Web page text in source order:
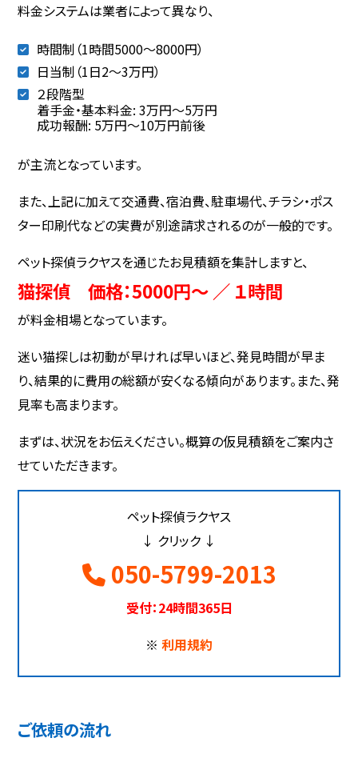
料金システムは業者によって異なり、
時間制（1時間5000～8000円）
日当制（1日2〜3万円）
２段階型
着手金・基本料金: 3万円〜5万円
成功報酬: 5万円〜10万円前後
が主流となっています。
また、上記に加えて交通費、宿泊費、駐車場代、チラシ・ポス
ター印刷代などの実費が別途請求されるのが一般的です。
ペット探偵ラクヤスを通じたお見積額を集計しますと、
猫探偵 価格：5000円～ ／ １時間
が料金相場となっています。
迷い猫探しは初動が早ければ早いほど、発見時間が早ま
り、結果的に費用の総額が安くなる傾向があります。また、発
見率も高まります。
まずは、状況をお伝えください。概算の仮見積額をご案内さ
せていただきます。
ペット探偵ラクヤス
↓ クリック ↓
050-5799-2013
受付：24時間365日
※ 利用規約
ご依頼の流れ